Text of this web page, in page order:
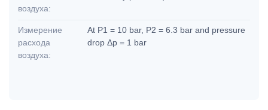
воздуха:
Измерение
расхода
воздуха:
At P1 = 10 bar, P2 = 6.3 bar and pressure
drop Δp = 1 bar